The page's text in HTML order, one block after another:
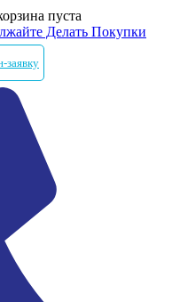
пуста
Делать Покупки
заявку